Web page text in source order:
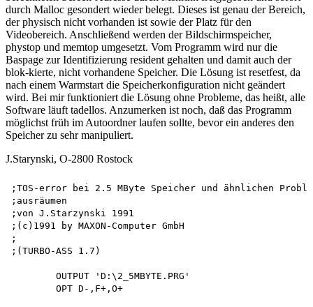
durch Malloc gesondert wieder belegt. Dieses ist genau der Bereich,
der physisch nicht vorhanden ist sowie der Platz für den
Videobereich. Anschließend werden der Bildschirmspeicher,
phystop und memtop umgesetzt. Vom Programm wird nur die
Baspage zur Identifizierung resident gehalten und damit auch der
blok-kierte, nicht vorhandene Speicher. Die Lösung ist resetfest, da
nach einem Warmstart die Speicherkonfiguration nicht geändert
wird. Bei mir funktioniert die Lösung ohne Probleme, das heißt, alle
Software läuft tadellos. Anzumerken ist noch, daß das Programm
möglichst früh im Autoordner laufen sollte, bevor ein anderes den
Speicher zu sehr manipuliert.
J.Starynski, O-2800 Rostock
;TOS-error bei 2.5 MByte Speicher und ähnlichen
;ausräumen
;von J.Starzynski 1991
;(c)1991 by MAXON-Computer GmbH
;
;(TURBO-ASS 1.7)
        OUTPUT 'D:\2_5MBYTE.PRG'
        OPT D-,F+,O+